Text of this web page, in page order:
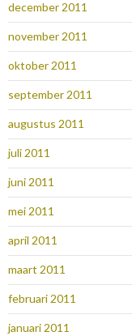
december 2011
november 2011
oktober 2011
september 2011
augustus 2011
juli 2011
juni 2011
mei 2011
april 2011
maart 2011
februari 2011
januari 2011